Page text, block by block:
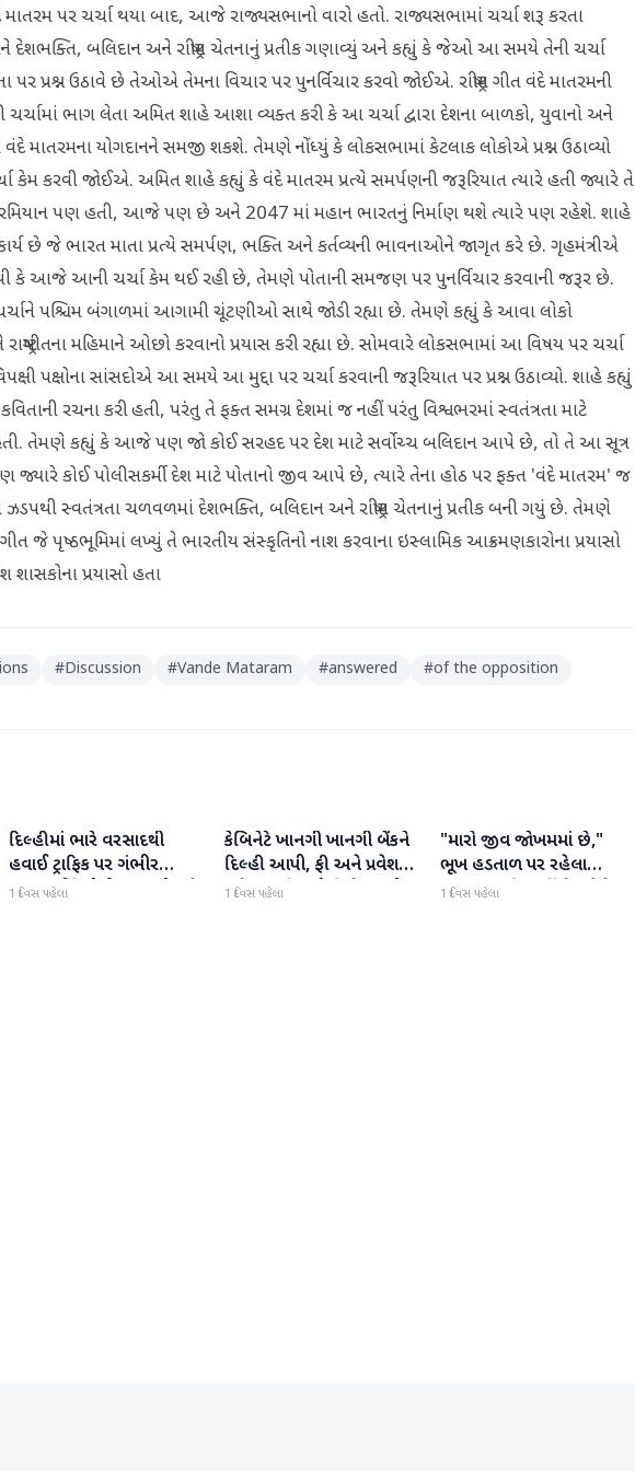
માતરમ પર ચર્ચા થયા બાદ, આજે રાજ્યસભાનો વારો હતો. રાજ્યસભામાં ચર્ચા શરૂ કરતા
દેશભક્તિ, બલિદાન અને રાષ્ટ્રીય ચેતનાનું પ્રતીક ગણાવ્યું અને કહ્યું કે જેઓ આ સમયે તેની ચર્ચા
પ્રશ્ન ઉઠાવે છે તેઓએ તેમના વિચાર પર પુનર્વિચાર કરવો જોઈએ. રાષ્ટ્રીય ગીત વંદે માતરમની
ચર્ચામાં ભાગ લેતા અમિત શાહે આશા વ્યક્ત કરી કે આ ચર્ચા દ્વારા દેશના બાળકો, યુવાનો અને
માતરમના યોગદાનને સમજી શકશે. તેમણે નોંધ્યું કે લોકસભામાં કેટલાક લોકોએ પ્રશ્ન ઉઠાવ્યો
કરવી જોઈએ. અમિત શાહે કહ્યું કે વંદે માતરમ પ્રત્યે સમર્પણની જરૂરિયાત ત્યારે હતી જ્યારે તે
પણ હતી, આજે પણ છે અને 2047 માં મહાન ભારતનું નિર્માણ થશે ત્યારે પણ રહેશે. શાહે
છે જે ભારત માતા પ્રત્યે સમર્પણ, ભક્તિ અને કર્તવ્યની ભાવનાઓને જાગૃત કરે છે. ગૃહમંત્રીએ
કે આજે આની ચર્ચા કેમ થઈ રહી છે, તેમણે પોતાની સમજણ પર પુનર્વિચાર કરવાની જરૂર છે.
પશ્ચિમ બંગાળમાં આગામી ચૂંટણીઓ સાથે જોડી રહ્યા છે. તેમણે કહ્યું કે આવા લોકો
મહિમાને ઓછો કરવાનો પ્રયાસ કરી રહ્યા છે. સોમવારે લોકસભામાં આ વિષય પર ચર્ચા
પક્ષોના સાંસદોએ આ સમયે આ મુદ્દા પર ચર્ચા કરવાની જરૂરિયાત પર પ્રશ્ન ઉઠાવ્યો. શાહે કહ્યું
રચના કરી હતી, પરંતુ તે ફક્ત સમગ્ર દેશમાં જ નહીં પરંતુ વિશ્વભરમાં સ્વતંત્રતા માટે
તેમણે કહ્યું કે આજે પણ જો કોઈ સરહદ પર દેશ માટે સર્વોચ્ચ બલિદાન આપે છે, તો તે આ સૂત્ર
કોઈ પોલીસકર્મી દેશ માટે પોતાનો જીવ આપે છે, ત્યારે તેના હોઠ પર ફક્ત 'વંદે માતરમ' જ
સ્વતંત્રતા ચળવળમાં દેશભક્તિ, બલિદાન અને રાષ્ટ્રીય ચેતનાનું પ્રતીક બની ગયું છે. તેમણે
જે પૃષ્ઠભૂમિમાં લખ્યું તે ભારતીય સંસ્કૃતિનો નાશ કરવાના ઇસ્લામિક આક્રમણકારોના પ્રયાસો
શાસકોના પ્રયાસો હતા
#Discussion #Vande Mataram #answered #of the opposition
રાષ્ટ્રીય
દિલ્હીમાં ભારે વરસાદથી
હવાઈ ટ્રાફિક પર ગંભીર
અસર; ઈન્ડિગોએ મુસાફરો માટે
1 દિવસ પહેલા
રાષ્ટ્રીય
કેબિનેટે ખાનગી ખાનગી બેંકને
દિલ્હી આપી, ફી અને પ્રવેશ
માટે નવા નિયમો વિશે જાણો
1 દિવસ પહેલા
રાષ્ટ્રીય
"મારો જીવ જોખમમાં છે,"
ભૂખ હડતાળ પર રહેલા
ઝારખંડના વિદ્યાર્થી નેતા દેવેન્દ્ર
1 દિવસ પહેલા